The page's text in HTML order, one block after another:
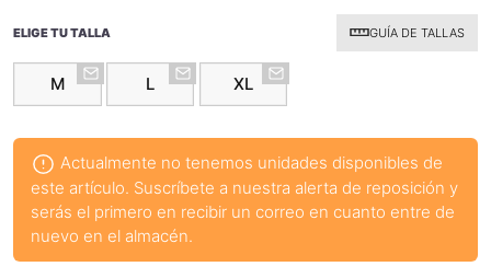
ELIGE TU TALLA GUÍA DE TALLAS
M L XL
Actualmente no tenemos unidades disponibles de
este artículo. Suscríbete a nuestra alerta de reposición y
serás el primero en recibir un correo en cuanto entre de
nuevo en el almacén.